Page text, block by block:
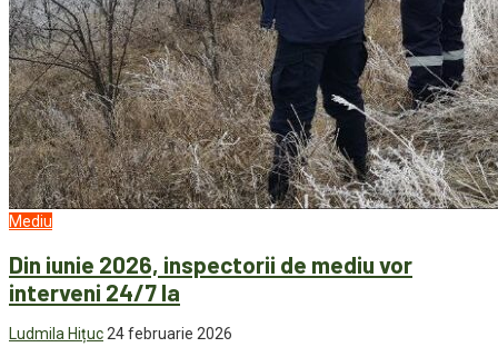
Mediu
Din iunie 2026, inspectorii de mediu vor
interveni 24/7 la
Ludmila Hițuc24 februarie 2026